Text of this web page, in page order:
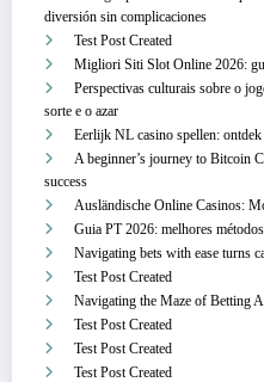
diversión sin complicaciones
Test Post Created
Migliori Siti Slot Online 2026:
Perspectivas culturais sobre o
sorte e o azar
Eerlijk NL casino spellen:
A beginner’s journey to Bitcoin
success
Ausländische Online Casinos:
Guia PT 2026: melhores
Navigating bets with ease turns
Test Post Created
Navigating the Maze of Betting
Test Post Created
Test Post Created
Test Post Created